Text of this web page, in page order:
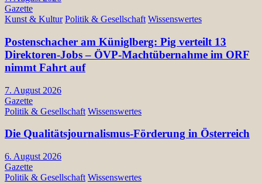
Gazette
Kunst & Kultur Politik & Gesellschaft Wissenswertes
Postenschacher am Küniglberg: Pig verteilt 13
Direktoren-Jobs – ÖVP-Machtübernahme im ORF
nimmt Fahrt auf
7. August 2026
Gazette
Politik & Gesellschaft Wissenswertes
Die Qualitätsjournalismus-Förderung in Österreich
6. August 2026
Gazette
Politik & Gesellschaft Wissenswertes